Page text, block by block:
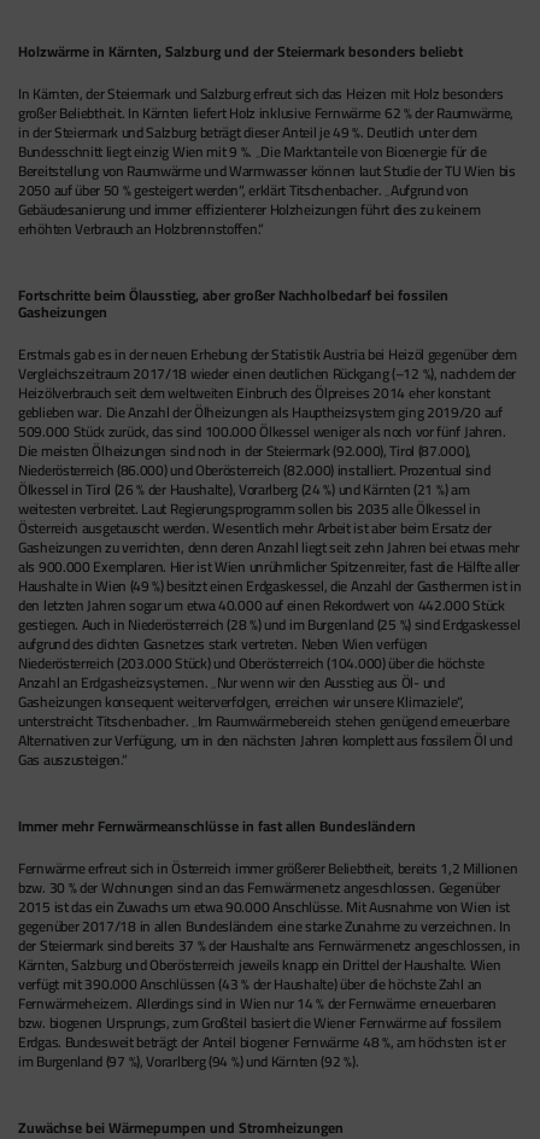
Holzwärme in Kärnten, Salzburg und der Steiermark besonders beliebt
In Kärnten, der Steiermark und Salzburg erfreut sich das Heizen mit Holz besonders
großer Beliebtheit. In Kärnten liefert Holz inklusive Fernwärme 62 % der Raumwärme,
in der Steiermark und Salzburg beträgt dieser Anteil je 49 %. Deutlich unter dem
Bundesschnitt liegt einzig Wien mit 9 %. „Die Marktanteile von Bioenergie für die
Bereitstellung von Raumwärme und Warmwasser können laut Studie der TU Wien bis
2050 auf über 50 % gesteigert werden“, erklärt Titschenbacher. „Aufgrund von
Gebäudesanierung und immer effizienterer Holzheizungen führt dies zu keinem
erhöhten Verbrauch an Holzbrennstoffen.“
Fortschritte beim Ölausstieg, aber großer Nachholbedarf bei fossilen
Gasheizungen
Erstmals gab es in der neuen Erhebung der Statistik Austria bei Heizöl gegenüber dem
Vergleichszeitraum 2017/18 wieder einen deutlichen Rückgang (–12 %), nachdem der
Heizölverbrauch seit dem weltweiten Einbruch des Ölpreises 2014 eher konstant
geblieben war. Die Anzahl der Ölheizungen als Hauptheizsystem ging 2019/20 auf
509.000 Stück zurück, das sind 100.000 Ölkessel weniger als noch vor fünf Jahren.
Die meisten Ölheizungen sind noch in der Steiermark (92.000), Tirol (87.000),
Niederösterreich (86.000) und Oberösterreich (82.000) installiert. Prozentual sind
Ölkessel in Tirol (26 % der Haushalte), Vorarlberg (24 %) und Kärnten (21 %) am
weitesten verbreitet. Laut Regierungsprogramm sollen bis 2035 alle Ölkessel in
Österreich ausgetauscht werden. Wesentlich mehr Arbeit ist aber beim Ersatz der
Gasheizungen zu verrichten, denn deren Anzahl liegt seit zehn Jahren bei etwas mehr
als 900.000 Exemplaren. Hier ist Wien unrühmlicher Spitzenreiter, fast die Hälfte aller
Haushalte in Wien (49 %) besitzt einen Erdgaskessel, die Anzahl der Gasthermen ist in
den letzten Jahren sogar um etwa 40.000 auf einen Rekordwert von 442.000 Stück
gestiegen. Auch in Niederösterreich (28 %) und im Burgenland (25 %) sind Erdgaskessel
aufgrund des dichten Gasnetzes stark vertreten. Neben Wien verfügen
Niederösterreich (203.000 Stück) und Oberösterreich (104.000) über die höchste
Anzahl an Erdgasheizsystemen. „Nur wenn wir den Ausstieg aus Öl- und
Gasheizungen konsequent weiterverfolgen, erreichen wir unsere Klimaziele“,
unterstreicht Titschenbacher. „Im Raumwärmebereich stehen genügend erneuerbare
Alternativen zur Verfügung, um in den nächsten Jahren komplett aus fossilem Öl und
Gas auszusteigen.“
Immer mehr Fernwärmeanschlüsse in fast allen Bundesländern
Fernwärme erfreut sich in Österreich immer größerer Beliebtheit, bereits 1,2 Millionen
bzw. 30 % der Wohnungen sind an das Fernwärmenetz angeschlossen. Gegenüber
2015 ist das ein Zuwachs um etwa 90.000 Anschlüsse. Mit Ausnahme von Wien ist
gegenüber 2017/18 in allen Bundesländern eine starke Zunahme zu verzeichnen. In
der Steiermark sind bereits 37 % der Haushalte ans Fernwärmenetz angeschlossen, in
Kärnten, Salzburg und Oberösterreich jeweils knapp ein Drittel der Haushalte. Wien
verfügt mit 390.000 Anschlüssen (43 % der Haushalte) über die höchste Zahl an
Fernwärmeheizern. Allerdings sind in Wien nur 14 % der Fernwärme erneuerbaren
bzw. biogenen Ursprungs, zum Großteil basiert die Wiener Fernwärme auf fossilem
Erdgas. Bundesweit beträgt der Anteil biogener Fernwärme 48 %, am höchsten ist er
im Burgenland (97 %), Vorarlberg (94 %) und Kärnten (92 %).
Zuwächse bei Wärmepumpen und Stromheizungen